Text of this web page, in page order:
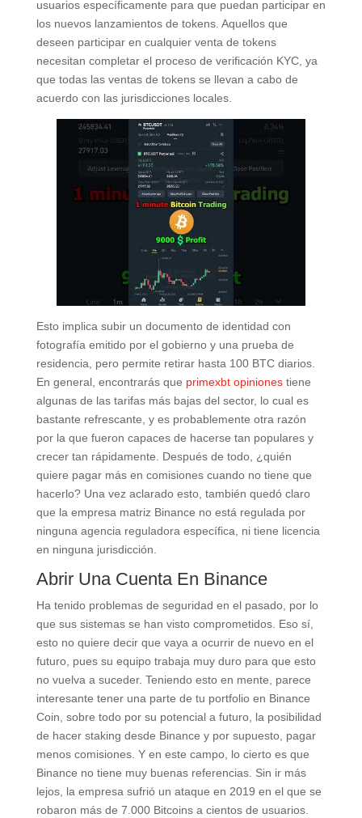
usuarios específicamente para que puedan participar en
los nuevos lanzamientos de tokens. Aquellos que
deseen participar en cualquier venta de tokens
necesitan completar el proceso de verificación KYC, ya
que todas las ventas de tokens se llevan a cabo de
acuerdo con las jurisdicciones locales.
Esto implica subir un documento de identidad con
fotografía emitido por el gobierno y una prueba de
residencia, pero permite retirar hasta 100 BTC diarios.
En general, encontrarás que primexbt opinionestiene
algunas de las tarifas más bajas del sector, lo cual es
bastante refrescante, y es probablemente otra razón
por la que fueron capaces de hacerse tan populares y
crecer tan rápidamente. Después de todo, ¿quién
quiere pagar más en comisiones cuando no tiene que
hacerlo? Una vez aclarado esto, también quedó claro
que la empresa matriz Binance no está regulada por
ninguna agencia reguladora específica, ni tiene licencia
en ninguna jurisdicción.
Abrir Una Cuenta En Binance
Ha tenido problemas de seguridad en el pasado, por lo
que sus sistemas se han visto comprometidos. Eso sí,
esto no quiere decir que vaya a ocurrir de nuevo en el
futuro, pues su equipo trabaja muy duro para que esto
no vuelva a suceder. Teniendo esto en mente, parece
interesante tener una parte de tu portfolio en Binance
Coin, sobre todo por su potencial a futuro, la posibilidad
de hacer staking desde Binance y por supuesto, pagar
menos comisiones. Y en este campo, lo cierto es que
Binance no tiene muy buenas referencias. Sin ir más
lejos, la empresa sufrió un ataque en 2019 en el que se
robaron más de 7.000 Bitcoins a cientos de usuarios.